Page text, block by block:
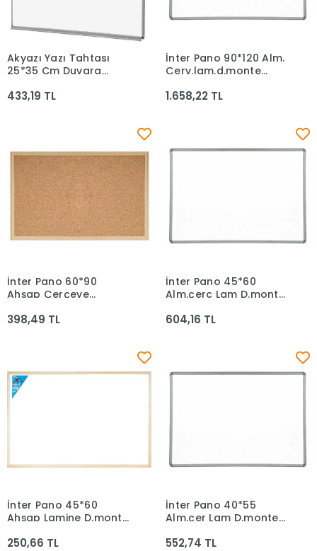
Sepete Ekle
Akyazı Yazı Tahtası
25*35 Cm Duvara
433,19 TL
Sepete Ekle
İnter Pano 90*120 Alm.
Çerv.lam.d.monte
1.658,22 TL
Sepete Ekle
İnter Pano 60*90
Ahşap Çerçeve
Duvara Monte Yazı
398,49 TL
Sepete Ekle
İnter Pano 45*60
Alm.çerc Lam D.monte
604,16 TL
Sepete Ekle
İnter Pano 45*60
Ahşap Lamine D.monte
250,66 TL
Sepete Ekle
İnter Pano 40*55
Alm.çer Lam D.monte
552,74 TL